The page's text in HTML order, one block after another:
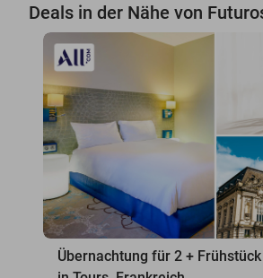
Deals in der Nähe von
Übernachtung für 2 +